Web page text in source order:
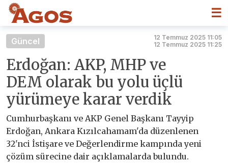
☰
Güncel
12 Temmuz 2025 11:05
12 Temmuz 2025 11:25
Erdoğan: AKP, MHP ve
DEM olarak bu yolu üçlü
yürümeye karar verdik
Cumhurbaşkanı ve AKP Genel Başkanı Tayyip
Erdoğan, Ankara Kızılcahamam'da düzenlenen
32'nci İstişare ve Değerlendirme kampında yeni
çözüm sürecine dair açıklamalarda bulundu.